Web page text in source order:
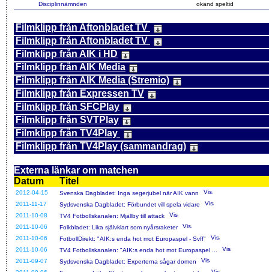
Disciplinnämnden
okänd speltid
Filmklipp från Aftonbladet TV
Filmklipp från Aftonbladet TV
Filmklipp från AIK i HD
Filmklipp från AIK Media
Filmklipp från AIK Media (Stremio)
Filmklipp från Expressen TV
Filmklipp från SFCPlay
Filmklipp från SVTPlay
Filmklipp från TV4Play
Filmklipp från TV4Play (sammandrag)
Externa länkar om matchen
Datum
Titel
2012-04-15
Svenska Dagbladet: Inga segerjubel när AIK vann
2011-11-17
Sydsvenska Dagbladet: Förbundet vill spela vidare
2011-10-08
TV4 Fotbollskanalen: Mjällby till attack
2011-10-06
Folkbladet: Lika självklart som nyårsraketer
2011-10-06
FotbollDirekt: "AIK:s enda hot mot Europaspel - Svff"
2011-10-06
TV4 Fotbollskanalen: "AIK:s enda hot mot Europaspel ...
2011-09-07
Sydsvenska Dagbladet: Experterna sågar domen